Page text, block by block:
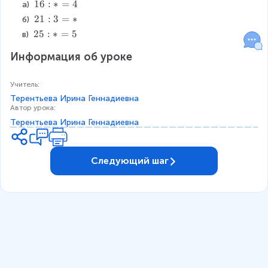
6
а) 1
6
:
*
=
4
16 : ∗ = 4
б) 2
1
3
=
21 : 3 = ∗
в) 2
:
=
25 : ∗ = 5
Информация об уроке
Учитель:
Терентьева Ирина Геннадиевна
Автор урока:
Терентьева Ирина Геннадиевна
Следующий шаг